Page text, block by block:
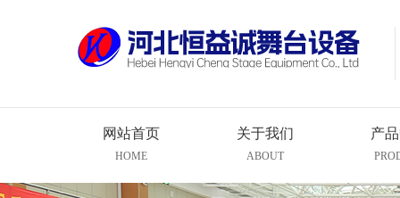
网站首页
HOME
关于我们
ABOUT
产